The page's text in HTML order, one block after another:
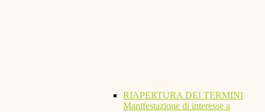
RIAPERTURA DEI TERMINI
Manifestazione di interesse a